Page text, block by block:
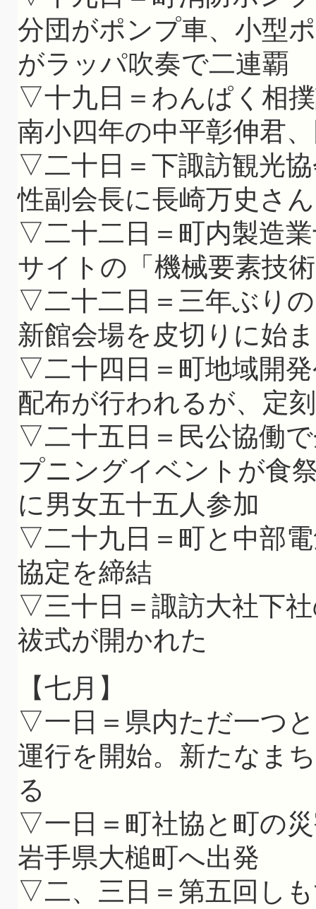
分団がポンプ車、小型
がラッパ吹奏で二連覇
▽十九日＝わんぱく相
南小四年の中平彰伸君
▽二十日＝下諏訪観光
性副会長に長崎万史さ
▽二十二日＝町内製造
サイトの「機械要素技
▽二十二日＝三年ぶり
新館会場を皮切りに始
▽二十四日＝町地域開
配布が行われるが、定
▽二十五日＝民公協働
プニングイベントが食
に男女五十五人参加
▽二十九日＝町と中部
協定を締結
▽三十日＝諏訪大社下
祓式が開かれた
【七月】
▽一日＝県内ただ一つ
運行を開始。新たなま
る
▽一日＝町社協と町の
岩手県大槌町へ出発
▽二、三日＝第五回し